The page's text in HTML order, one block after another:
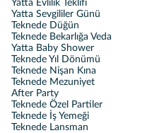
Yatta Evlilik Teklifi
Yatta Sevgililer Günü
Teknede Düğün
Teknede Bekarlığa Veda
Yatta Baby Shower
Teknede Yıl Dönümü
Teknede Nişan Kına
Teknede Mezuniyet
After Party
Teknede Özel Partiler
Teknede İş Yemeği
Teknede Lansman